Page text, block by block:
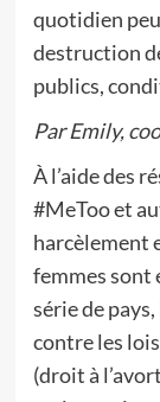
quotidien
destruction
publics,
Par Emily,
À l’aide des
#MeToo et
harcèlement
femmes sont
série de
contre les
(droit à